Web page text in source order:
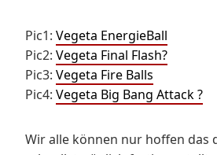
Pic1: Vegeta EnergieBall
Pic2: Vegeta Final Flash?
Pic3: Vegeta Fire Balls
Pic4: Vegeta Big Bang Attack ?
Wir alle können nur hoffen das